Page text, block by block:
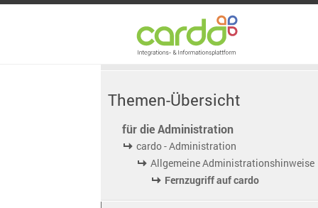
Themen-Übersicht
für die Administration
cardo - Administration
Allgemeine Administrationshinweise
Fernzugriff auf cardo